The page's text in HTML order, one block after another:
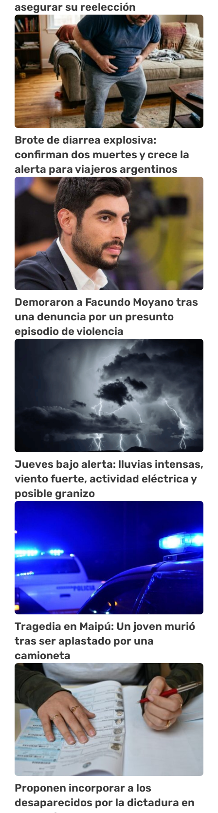
asegurar su reelección
Brote de diarrea explosiva:
confirman dos muertes y crece la
alerta para viajeros argentinos
Demoraron a Facundo Moyano tras
una denuncia por un presunto
episodio de violencia
Jueves bajo alerta: lluvias intensas,
viento fuerte, actividad eléctrica y
posible granizo
Tragedia en Maipú: Un joven murió
tras ser aplastado por una
camioneta
Proponen incorporar a los
desaparecidos por la dictadura en